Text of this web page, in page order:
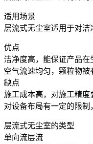
适用场景
层流式无尘室适用于对洁
优点
洁净度高，能保证产品在
空气流速均匀，颗粒物被
缺点
施工成本高，对施工精度
对设备布局有一定的限制
层流式无尘室的类型
单向流层流